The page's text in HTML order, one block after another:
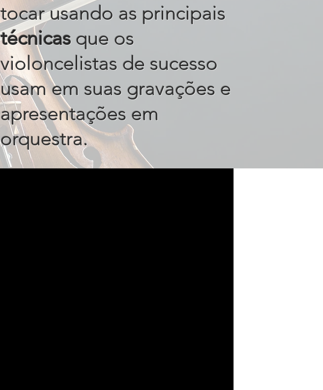
tocar usando as principais
técnicas que os
violoncelistas de sucesso
usam em suas gravações e
apresentações em
orquestra.